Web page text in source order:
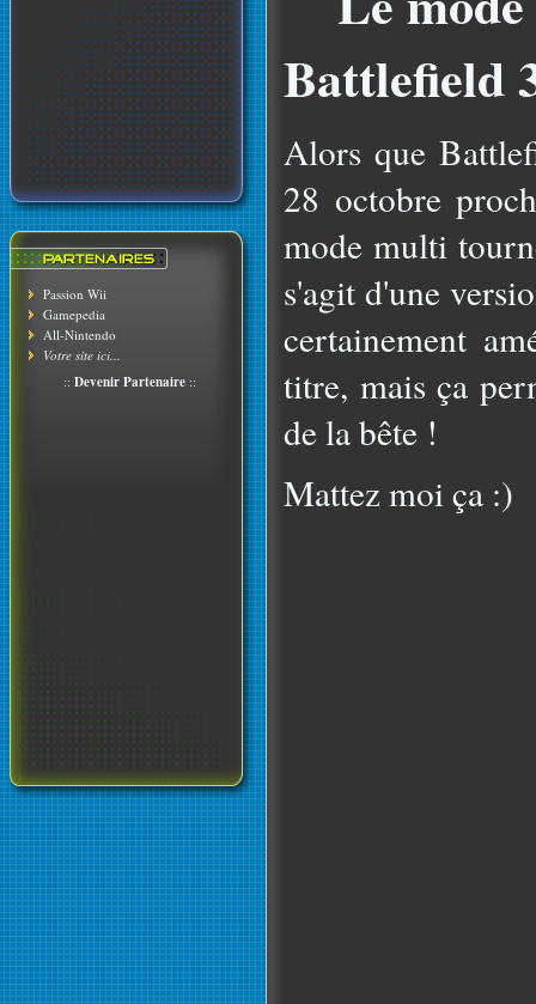
Passion Wii
Gamepedia
All-Nintendo
Votre site ici...
:: Devenir Partenaire ::
Battlefield
Alors que
28 octobre
mode multi
s'agit d'une
certainement
titre, mais ça
de la bête !
Mattez moi ça :)